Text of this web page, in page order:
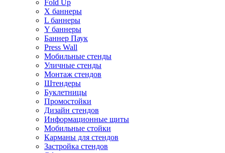
Fold Up
Х баннеры
L баннеры
Y баннеры
Баннер Паук
Press Wall
Мобильные стенды
Уличные стенды
Монтаж стендов
Штендеры
Буклетницы
Промостойки
Дизайн стендов
Информационные щиты
Мобильные стойки
Карманы для стендов
Застройка стендов